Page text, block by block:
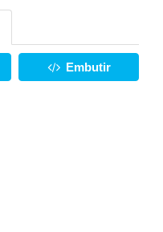
Embutir